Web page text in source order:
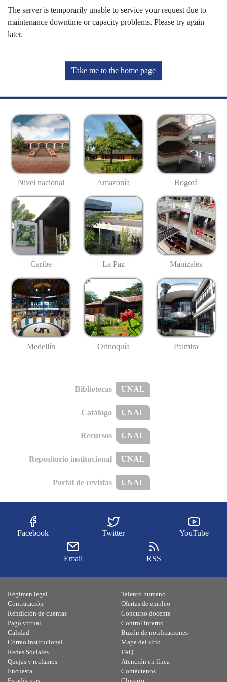
The server is temporarily unable to service your request due to
maintenance downtime or capacity problems. Please try again
later.
Take me to the home page
Nivel nacional Amazonía Bogotá
Caribe La Paz Manizales
Medellín Orinoquía Palmira
Bibliotecas UNAL
Catálogo UNAL
Recursos UNAL
Repositorio institucional UNAL
Portal de revistas UNAL
Facebook Twitter YouTube
Email RSS
Régimen legal
Contratación
Rendición de cuentas
Pago virtual
Calidad
Talento humano
Ofertas de empleo
Concurso docente
Control interno
Buzón de notificaciones
Correo institucional
Redes Sociales
Quejas y reclamos
Encuesta
Mapa del sitio
FAQ
Atención en línea
Contáctenos